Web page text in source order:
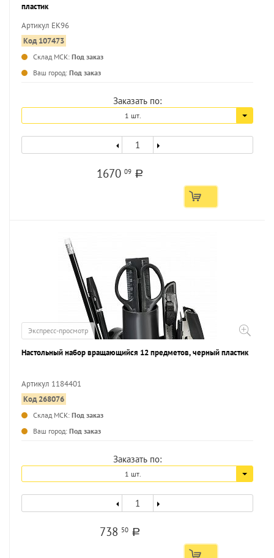
пластик
Артикул EK96
Код 107473
Склад МСК: Под заказ
Ваш город: Под заказ
Заказать по:
1 шт.
167009 a
Экспресс-просмотр
Настольный набор вращающийся 12 предметов, черный пластик
Артикул 1184401
Код 268076
Склад МСК: Под заказ
Ваш город: Под заказ
Заказать по:
1 шт.
738 50 a